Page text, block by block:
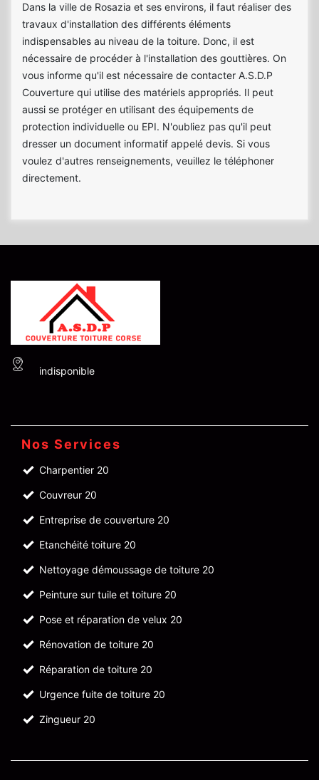
Dans la ville de Rosazia et ses environs, il faut réaliser des
travaux d'installation des différents éléments
indispensables au niveau de la toiture. Donc, il est
nécessaire de procéder à l'installation des gouttières. On
vous informe qu'il est nécessaire de contacter A.S.D.P
Couverture qui utilise des matériels appropriés. Il peut
aussi se protéger en utilisant des équipements de
protection individuelle ou EPI. N'oubliez pas qu'il peut
dresser un document informatif appelé devis. Si vous
voulez d'autres renseignements, veuillez le téléphoner
directement.
indisponible
Nos Services
Charpentier 20
Couvreur 20
Entreprise de couverture 20
Etanchéité toiture 20
Nettoyage démoussage de toiture 20
Peinture sur tuile et toiture 20
Pose et réparation de velux 20
Rénovation de toiture 20
Réparation de toiture 20
Urgence fuite de toiture 20
Zingueur 20